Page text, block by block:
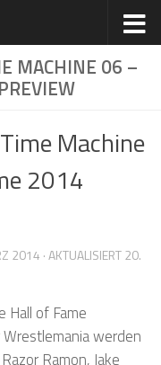
MACHINE 06 –
Machine
2014
2014 · AKTUALISIERT20.
Hall of Fame
werden
Ramon, Jake